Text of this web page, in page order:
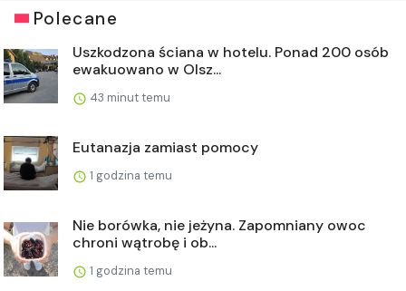
Polecane
Uszkodzona ściana w hotelu. Ponad 200 osób
ewakuowano w Olsz...
43 minut temu
Eutanazja zamiast pomocy
1 godzina temu
Nie borówka, nie jeżyna. Zapomniany owoc
chroni wątrobę i ob...
1 godzina temu